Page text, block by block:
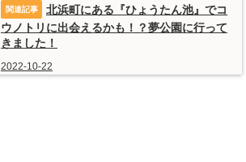
北浜町にある『ひょうたん池』でコ
ウノトリに出会えるかも！？夢公園に行って
きました！
2022-10-22